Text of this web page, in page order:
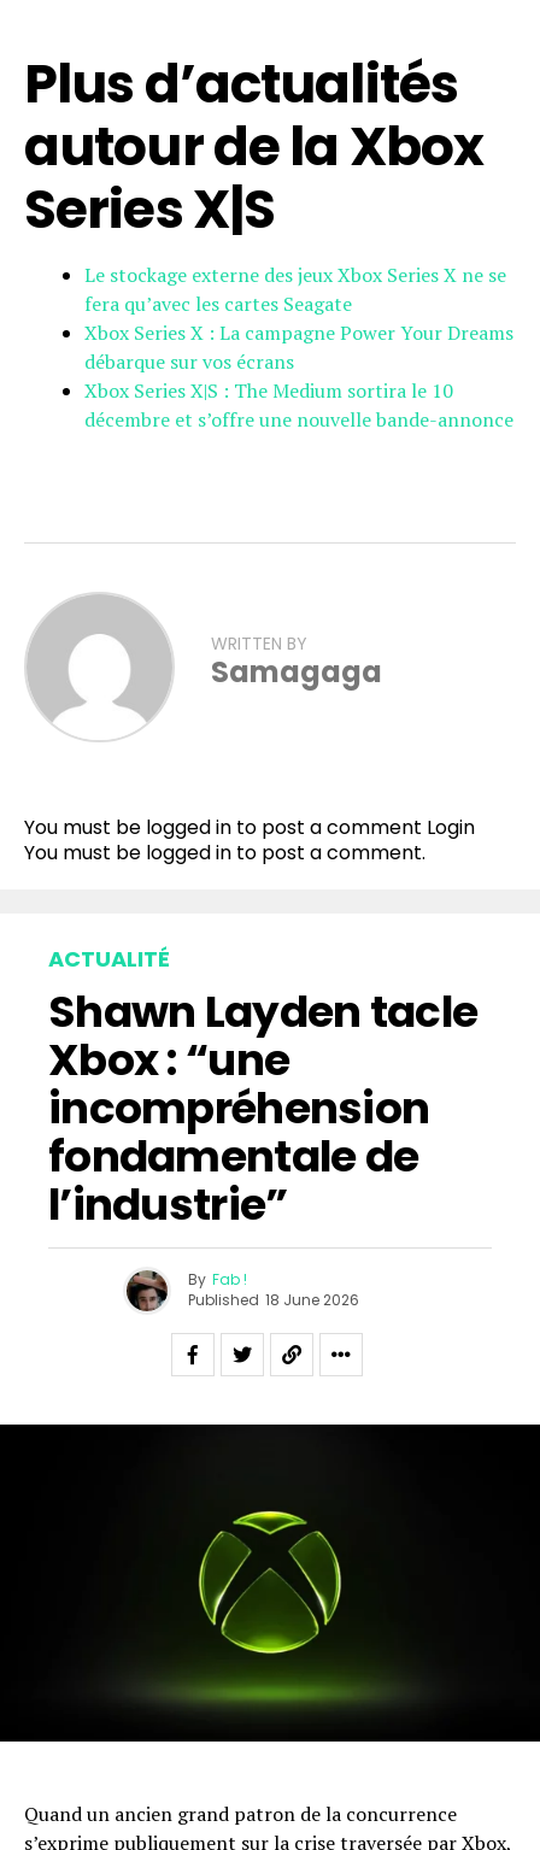
Plus d’actualités
autour de la Xbox
Series X|S
Le stockage externe des jeux Xbox Series X ne se
fera qu’avec les cartes Seagate
Xbox Series X : La campagne Power Your Dreams
débarque sur vos écrans
Xbox Series X|S : The Medium sortira le 10
décembre et s’offre une nouvelle bande-annonce
WRITTEN BY
Samagaga
You must be logged in to post a comment Login
You must be logged in to post a comment.
ACTUALITÉ
Shawn Layden tacle
Xbox : “une
incompréhension
fondamentale de
l’industrie”
By Fab !
Published 18 June 2026
Quand un ancien grand patron de la concurrence
s’exprime publiquement sur la crise traversée par Xbox,
Pinterest